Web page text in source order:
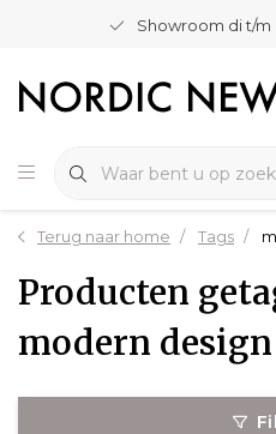
Showroom di t/m
Terug naar home Tags
Producten
modern